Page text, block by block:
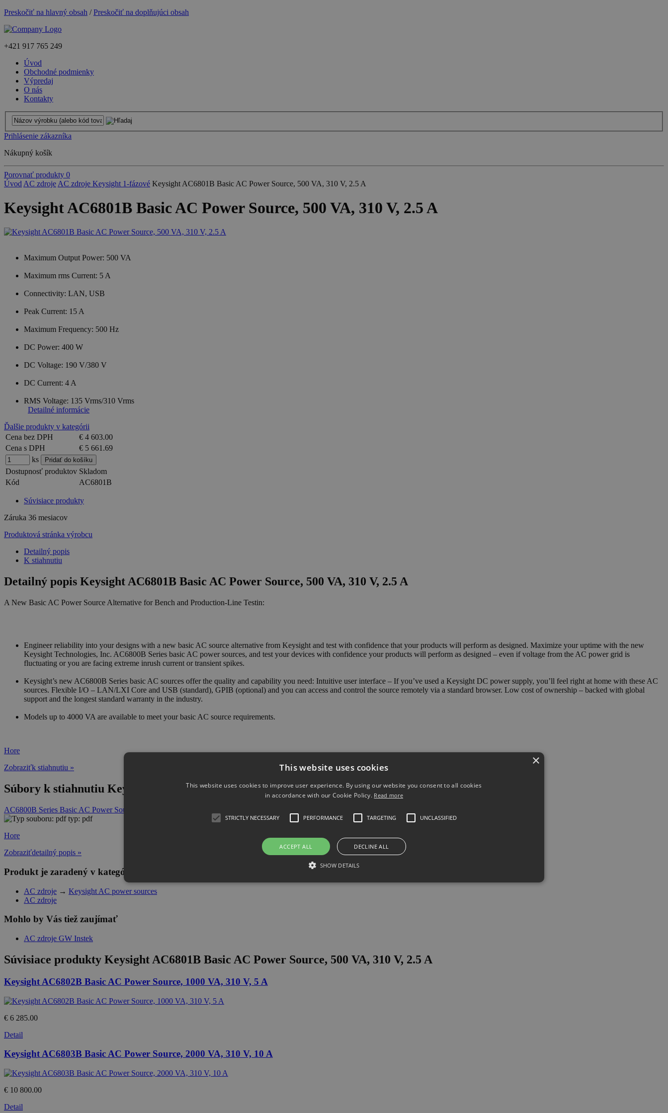
Preskočiť na hlavný obsah /Preskočiť na doplňujúci obsah
+421 917 765 249
Úvod
Obchodné podmienky
Výpredaj
O nás
Kontakty
Prihlásenie zákazníka
Nákupný košík
Porovnať produkty 0
Úvod AC zdroje AC zdroje Keysight 1-fázové Keysight AC6801B Basic AC Power Source, 500 VA, 310 V, 2.5 A
Keysight AC6801B Basic AC Power Source, 500 VA, 310 V, 2.5 A
Maximum Output Power: 500 VA
Maximum rms Current: 5 A
Connectivity: LAN, USB
Peak Current: 15 A
Maximum Frequency: 500 Hz
DC Power: 400 W
DC Voltage: 190 V/380 V
DC Current: 4 A
RMS Voltage: 135 Vrms/310 Vrms
Detailné informácie
Ďalšie produkty v kategórii
Cena bez DPH
€ 4 603.00
Cena s DPH
€ 5 661.69
ks
Dostupnosť produktov Skladom
Kód
AC6801B
Súvisiace produkty
Záruka 36 mesiacov
Produktová stránka výrobcu
Detailný popis
K stiahnutiu
Detailný popis Keysight AC6801B Basic AC Power Source, 500 VA, 310 V, 2.5 A
A New Basic AC Power Source Alternative for Bench and Production-Line Testin:
Engineer reliability into your designs with a new basic AC source alternative from Keysight and test with confidence that your products will perform as designed. Maximize your uptime with the new
Keysight Technologies, Inc. AC6800B Series basic AC power sources, and test your devices with confidence your products will perform as designed – even if voltage from the AC power grid is
fluctuating or you are facing extreme inrush current or transient spikes.
Keysight’s new AC6800B Series basic AC sources offer the quality and capability you need: Intuitive user interface – If you’ve used a Keysight DC power supply, you’ll feel right at home with these AC
sources. Flexible I/O – LAN/LXI Core and USB (standard), GPIB (optional) and you can access and control the source remotely via a standard browser. Low cost of ownership – backed with global
support and the longest standard warranty in the industry.
Models up to 4000 VA are available to meet your basic AC source requirements.
Hore
Zobraziťk stiahnutiu »
Súbory k stiahnutiu Keysight AC6801B Basic AC Power Source, 500 VA, 310 V, 2.5 A
AC6800B Series Basic AC Power Sources - Data Sheet
typ: pdf
Hore
Zobraziťdetailný popis »
Produkt je zaradený v kategóriách
AC zdroje → Keysight AC power sources
AC zdroje
Mohlo by Vás tiež zaujímať
AC zdroje GW Instek
Súvisiace produkty Keysight AC6801B Basic AC Power Source, 500 VA, 310 V, 2.5 A
Keysight AC6802B Basic AC Power Source, 1000 VA, 310 V, 5 A
€ 6 285.00
Detail
Keysight AC6803B Basic AC Power Source, 2000 VA, 310 V, 10 A
€ 10 800.00
Detail
×
This website uses cookies
This website uses cookies to improve user experience. By using our website you consent to all cookies
in accordance with our Cookie Policy. Read more
STRICTLY NECESSARY PERFORMANCE TARGETING UNCLASSIFIED
ACCEPT ALL DECLINE ALL
SHOW DETAILS